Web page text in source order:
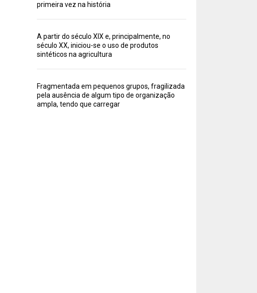
primeira vez na história
A partir do século XIX e, principalmente, no
século XX, iniciou-se o uso de produtos
sintéticos na agricultura
Fragmentada em pequenos grupos, fragilizada
pela ausência de algum tipo de organização
ampla, tendo que carregar